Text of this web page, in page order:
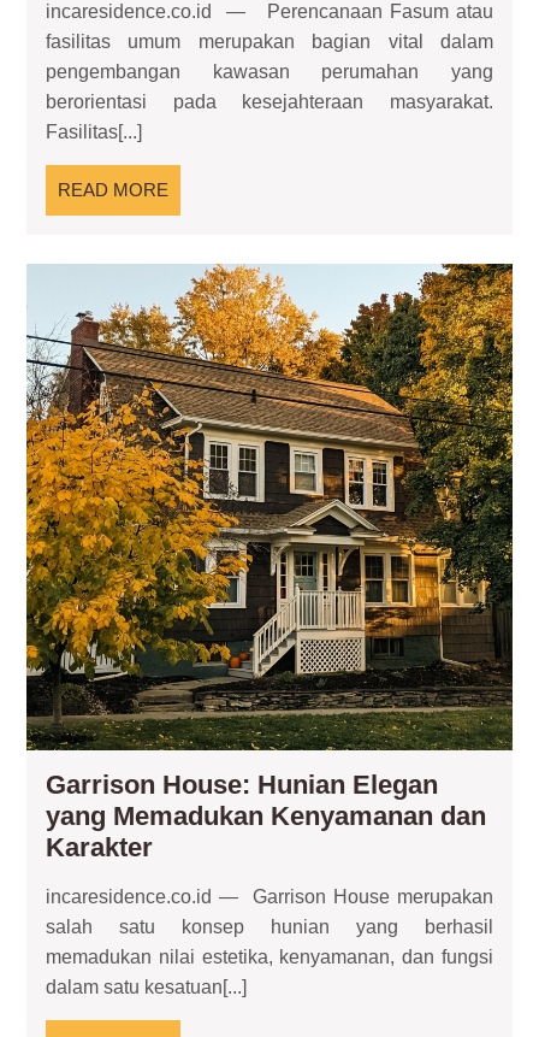
—
Pembangunan
Residence
Lebih
incaresidence.co.id — Perencanaan Fasum atau
fasilitas umum merupakan bagian vital dalam
pengembangan kawasan perumahan yang
berorientasi pada kesejahteraan masyarakat.
Fasilitas[...]
READ MORE
MORE
dan
Garrison House: Hunian Elegan
yang Memadukan Kenyamanan dan
KarakterGarrison
Hunian
Elegan
yang
Memadukan
incaresidence.co.id — Garrison House merupakan
salah satu konsep hunian yang berhasil
memadukan nilai estetika, kenyamanan, dan fungsi
dalam satu kesatuan[...]